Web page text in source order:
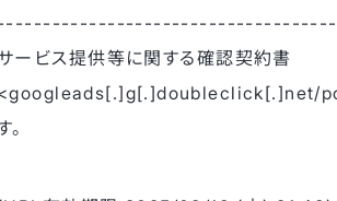
ービス提供等に関する確認契約書
。